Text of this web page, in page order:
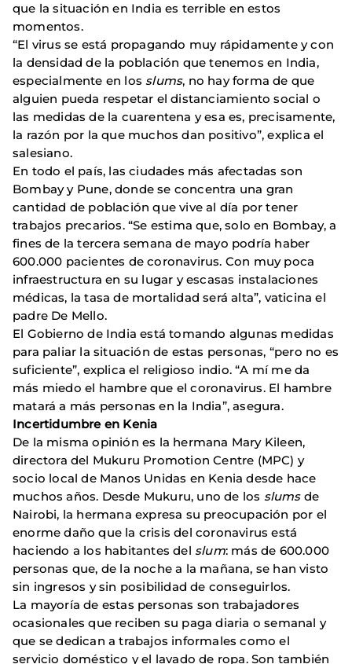
que la situación en India es terrible en estos
momentos.
“El virus se está propagando muy rápidamente y con
la densidad de la población que tenemos en India,
especialmente en losslums, no hay forma de que
alguien pueda respetar el distanciamiento social o
las medidas de la cuarentena y esa es, precisamente,
la razón por la que muchos dan positivo”, explica el
salesiano.
En todo el país, las ciudades más afectadas son
Bombay y Pune, donde se concentra una gran
cantidad de población que vive al día por tener
trabajos precarios. “Se estima que, solo en Bombay, a
fines de la tercera semana de mayo podría haber
600.000 pacientes de coronavirus. Con muy poca
infraestructura en su lugar y escasas instalaciones
médicas, la tasa de mortalidad será alta”, vaticina el
padre De Mello.
El Gobierno de India está tomando algunas medidas
para paliar la situación de estas personas, “pero no es
suficiente”, explica el religioso indio. “A mí me da
más miedo el hambre que el coronavirus. El hambre
matará a más personas en la India”, asegura.
Incertidumbre en Kenia
De la misma opinión es la hermana Mary Kileen,
directora del Mukuru Promotion Centre (MPC) y
socio local de Manos Unidas en Kenia desde hace
muchos años. Desde Mukuru, uno de los slumsde
Nairobi, la hermana expresa su preocupación por el
enorme daño que la crisis del coronavirus está
haciendo a los habitantes del slum: más de 600.000
personas que, de la noche a la mañana, se han visto
sin ingresos y sin posibilidad de conseguirlos.
La mayoría de estas personas son trabajadores
ocasionales que reciben su paga diaria o semanal y
que se dedican a trabajos informales como el
servicio doméstico y el lavado de ropa. Son también